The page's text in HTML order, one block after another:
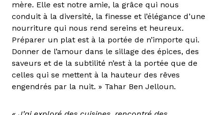
mère. Elle est notre amie, la grâce qui nous
conduit à la diversité, la finesse et l’élégance d’une
nourriture qui nous rend sereins et heureux.
Préparer un plat est à la portée de n’importe qui.
Donner de l’amour dans le sillage des épices, des
saveurs et de la subtilité n’est à la portée que de
celles qui se mettent à la hauteur des rêves
engendrés par la nuit. » Tahar Ben Jelloun.